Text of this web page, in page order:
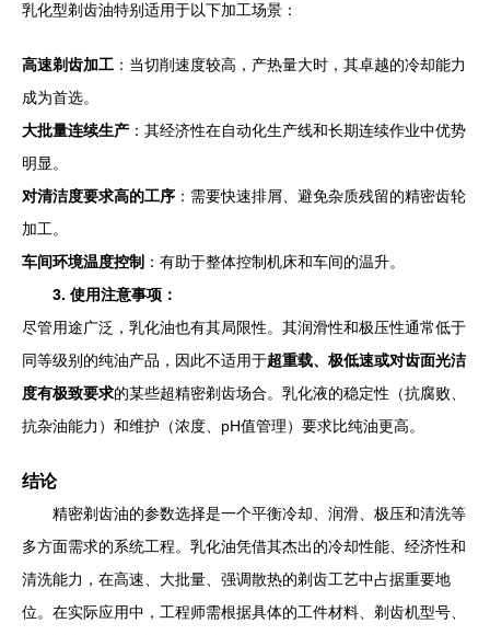
乳化型剃齿油特别适用于以下加工场景：
高速剃齿加工 ：当切削速度较高，产热量大时，其卓越的冷却能力
成为首选。
大批量连续生产 ：其经济性在自动化生产线和长期连续作业中优势
明显。
对清洁度要求高的工序 ：需要快速排屑、避免杂质残留的精密齿轮
加工。
车间环境温度控制 ：有助于整体控制机床和车间的温升。
3. 使用注意事项：
尽管用途广泛，乳化油也有其局限性。其润滑性和极压性通常低于
同等级别的纯油产品，因此不适用于超重载、极低速或对齿面光洁
度有极致要求的某些超精密剃齿场合。乳化液的稳定性（抗腐败、
抗杂油能力）和维护（浓度、pH值管理）要求比纯油更高。
结论
精密剃齿油的参数选择是一个平衡冷却、润滑、极压和清洗等
多方面需求的系统工程。乳化油凭借其杰出的冷却性能、经济性和
清洗能力，在高速、大批量、强调散热的剃齿工艺中占据重要地
位。在实际应用中，工程师需根据具体的工件材料、剃齿机型号、